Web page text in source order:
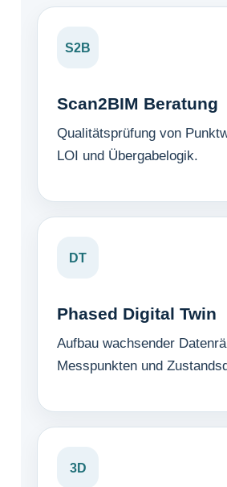
S2B
Scan2BIM Beratung
Qualitätsprüfung von
LOI und Übergabelogik.
DT
Phased Digital Twin
Aufbau wachsender
Messpunkten und
3D